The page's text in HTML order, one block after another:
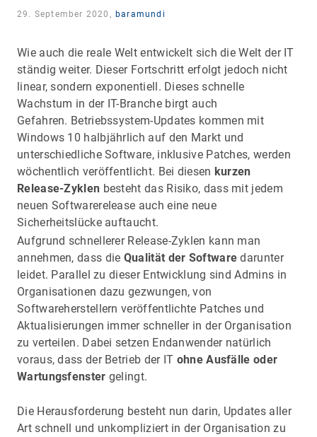
29. September 2020, baramundi
Wie auch die reale Welt entwickelt sich die Welt der IT
ständig weiter. Dieser Fortschritt erfolgt jedoch nicht
linear, sondern exponentiell. Dieses schnelle
Wachstum in der IT-Branche birgt auch
Gefahren. Betriebssystem-Updates kommen mit
Windows 10 halbjährlich auf den Markt und
unterschiedliche Software, inklusive Patches, werden
wöchentlich veröffentlicht. Bei diesen kurzen
Release-Zyklen besteht das Risiko, dass mit jedem
neuen Softwarerelease auch eine neue
Sicherheitslücke auftaucht.
Aufgrund schnellerer Release-Zyklen kann man
annehmen, dass die Qualität der Software darunter
leidet. Parallel zu dieser Entwicklung sind Admins in
Organisationen dazu gezwungen, von
Softwareherstellern veröffentlichte Patches und
Aktualisierungen immer schneller in der Organisation
zu verteilen. Dabei setzen Endanwender natürlich
voraus, dass der Betrieb der IT ohne Ausfälle oder
Wartungsfenster gelingt.
Die Herausforderung besteht nun darin, Updates aller
Art schnell und unkompliziert in der Organisation zu